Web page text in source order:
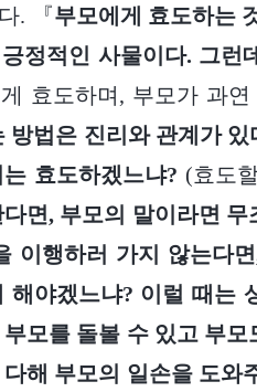
. 『부모에게 효도하는
정적인 사물이다. 그런
효도하며, 부모가 과연
방법은 진리와 관계가
효도하겠느냐? (효도
면, 부모의 말이라면 무
이행하러 가지 않는다
해야겠느냐? 이럴 때는
모를 돌볼 수 있고 부
해 부모의 일손을 도와